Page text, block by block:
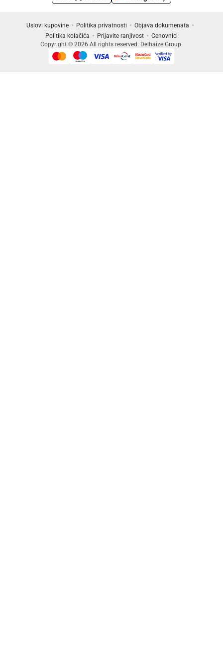
Uslovi kupovine Politika privatnosti
Objava dokumenata
Politika kolačića
Prijavite ranjivost
Cenovnici
Copyright © 2026 All rights reserved. Delhaize Group.